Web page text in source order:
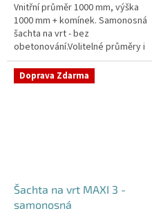
hvězdiček.
Vnitřní průměr 1000 mm, výška
1000 mm + komínek. Samonosná
šachta na vrt - bez
obetonování.Volitelné průměry i
pozice prostupů na pažení vrtu,
hadice i elektřinu -
požadované...
Doprava Zdarma
Šachta na vrt MAXI 3 -
samonosná